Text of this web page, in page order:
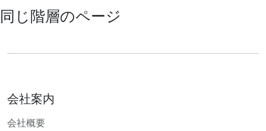
同じ階層のページ
会社案内
会社概要